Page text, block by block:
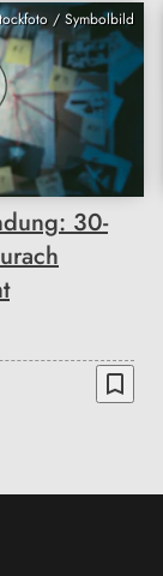
/ Symbolbild
30-
bookmark_border